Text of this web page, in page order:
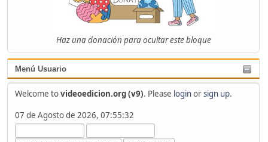
Haz una donación para ocultar este bloque
Menú Usuario
Welcome tovideoedicion.org (v9). Please loginorsign up.
07 de Agosto de 2026, 07:55:32